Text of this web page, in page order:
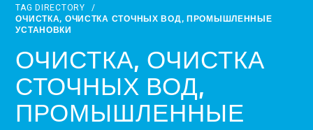
TAG DIRECTORY /
ОЧИСТКА, ОЧИСТКА СТОЧНЫХ ВОД, ПРОМЫШЛЕННЫЕ
УСТАНОВКИ
ОЧИСТКА, ОЧИСТКА
СТОЧНЫХ ВОД,
ПРОМЫШЛЕННЫЕ